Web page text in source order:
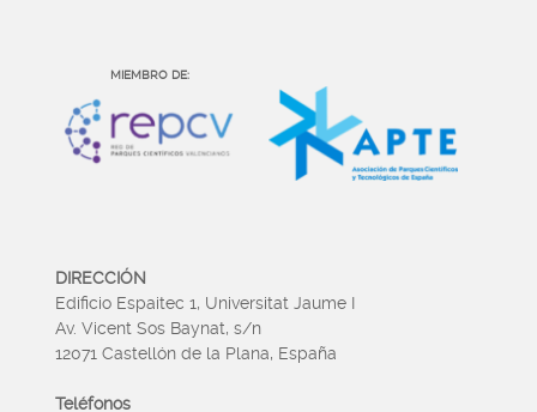
MIEMBRO DE:
DIRECCIÓN
Edificio Espaitec 1, Universitat Jaume I
Av. Vicent Sos Baynat, s/n
12071 Castellón de la Plana, España
Teléfonos